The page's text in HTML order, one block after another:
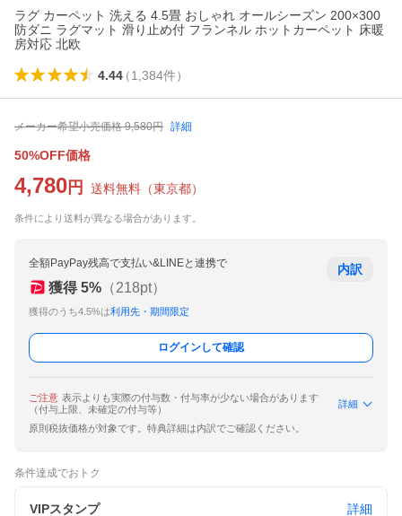
ラグ カーペット 洗える 4.5畳 おしゃれ オールシーズン 200×300
防ダニ ラグマット 滑り止め付 フランネル ホットカーペット 床暖
房対応 北欧
4.44（1,384件）
メーカー希望小売価格 9,580円 詳細
50%OFF価格
4,780 円 送料無料 （東京都）
条件により送料が異なる場合があります。
全額PayPay残高で支払い&LINEと連携で
獲得 5% （218pt）
獲得のうち4.5%は利用先・期間限定
内訳
ログインして確認
ご注意 表示よりも実際の付与数・付与率が少ない場合があります
（付与上限、未確定の付与等）
詳細
原則税抜価格が対象です。特典詳細は内訳でご確認ください。
条件達成でおトク
VIPスタンプ
詳細